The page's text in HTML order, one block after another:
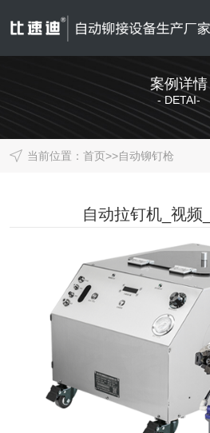
案例详情
- DETAI-
当前位置： 首页>>自动铆钉枪
自动拉钉机_视频